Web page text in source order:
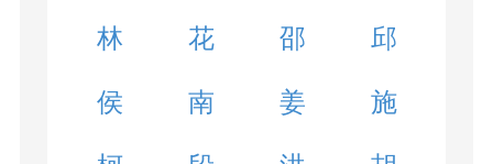
林 花 邵 邱
侯 南 姜 施